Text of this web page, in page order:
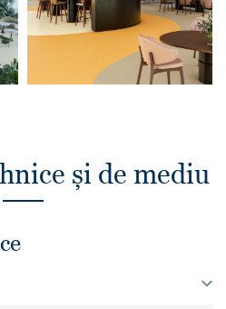
și de mediu